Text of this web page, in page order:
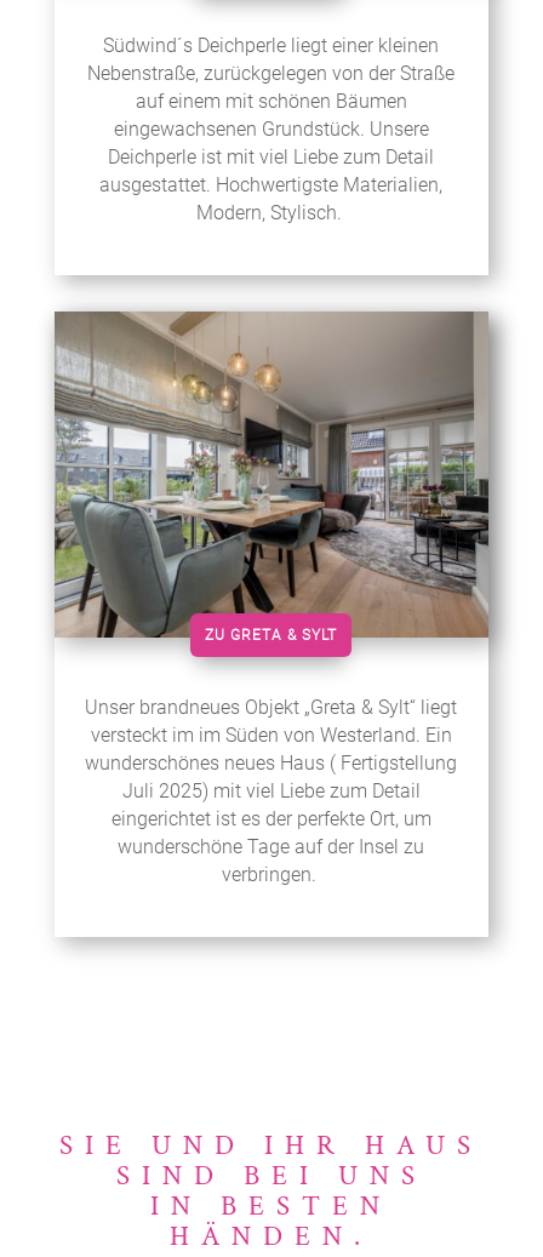
Südwind´s Deichperle liegt einer kleinen
Nebenstraße, zurückgelegen von der Straße
auf einem mit schönen Bäumen
eingewachsenen Grundstück. Unsere
Deichperle ist mit viel Liebe zum Detail
ausgestattet. Hochwertigste Materialien,
Modern, Stylisch.
ZU GRETA & SYLT
Unser brandneues Objekt „Greta & Sylt“ liegt
versteckt im im Süden von Westerland. Ein
wunderschönes neues Haus ( Fertigstellung
Juli 2025) mit viel Liebe zum Detail
eingerichtet ist es der perfekte Ort, um
wunderschöne Tage auf der Insel zu
verbringen.
SIE UND IHR HAUS
SIND BEI UNS
IN BESTEN
HÄNDEN.